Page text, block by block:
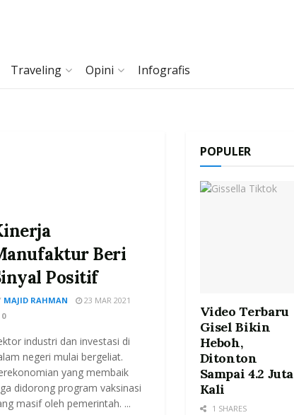
Traveling Opini Infografis
Beri
Positif
MAJID RAHMAN
23 MAR 2021
industri dan investasi di
negeri mulai bergeliat.
yang membaik
didorong program vaksinasi
masif oleh pemerintah. ...
POPULER
Video Terbaru
Gisel Bikin
Heboh,
Ditonton
Sampai 4.2 Juta
Kali
1 SHARES